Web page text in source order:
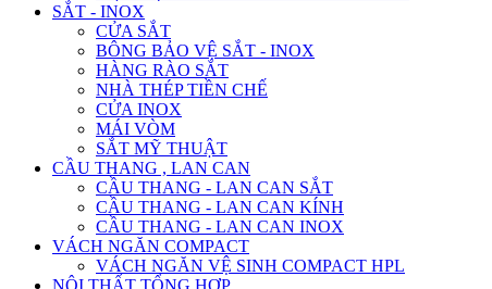
SẮT - INOX
CỬA SẮT
BÔNG BẢO VỆ SẮT - INOX
HÀNG RÀO SẮT
NHÀ THÉP TIỀN CHẾ
CỬA INOX
MÁI VÒM
SẮT MỸ THUẬT
CẦU THANG , LAN CAN
CẦU THANG - LAN CAN SẮT
CẦU THANG - LAN CAN KÍNH
CẦU THANG - LAN CAN INOX
VÁCH NGĂN COMPACT
VÁCH NGĂN VỆ SINH COMPACT HPL